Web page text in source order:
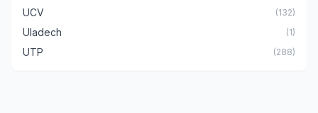
UCV (132)
Uladech (1)
UTP (288)